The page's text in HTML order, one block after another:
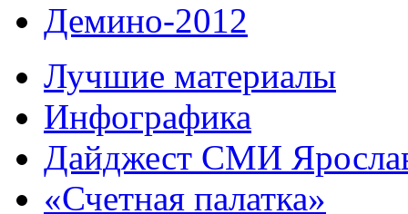
Демино-2012
Лучшие материалы
Инфографика
Дайджест СМИ
«Счетная палатка»